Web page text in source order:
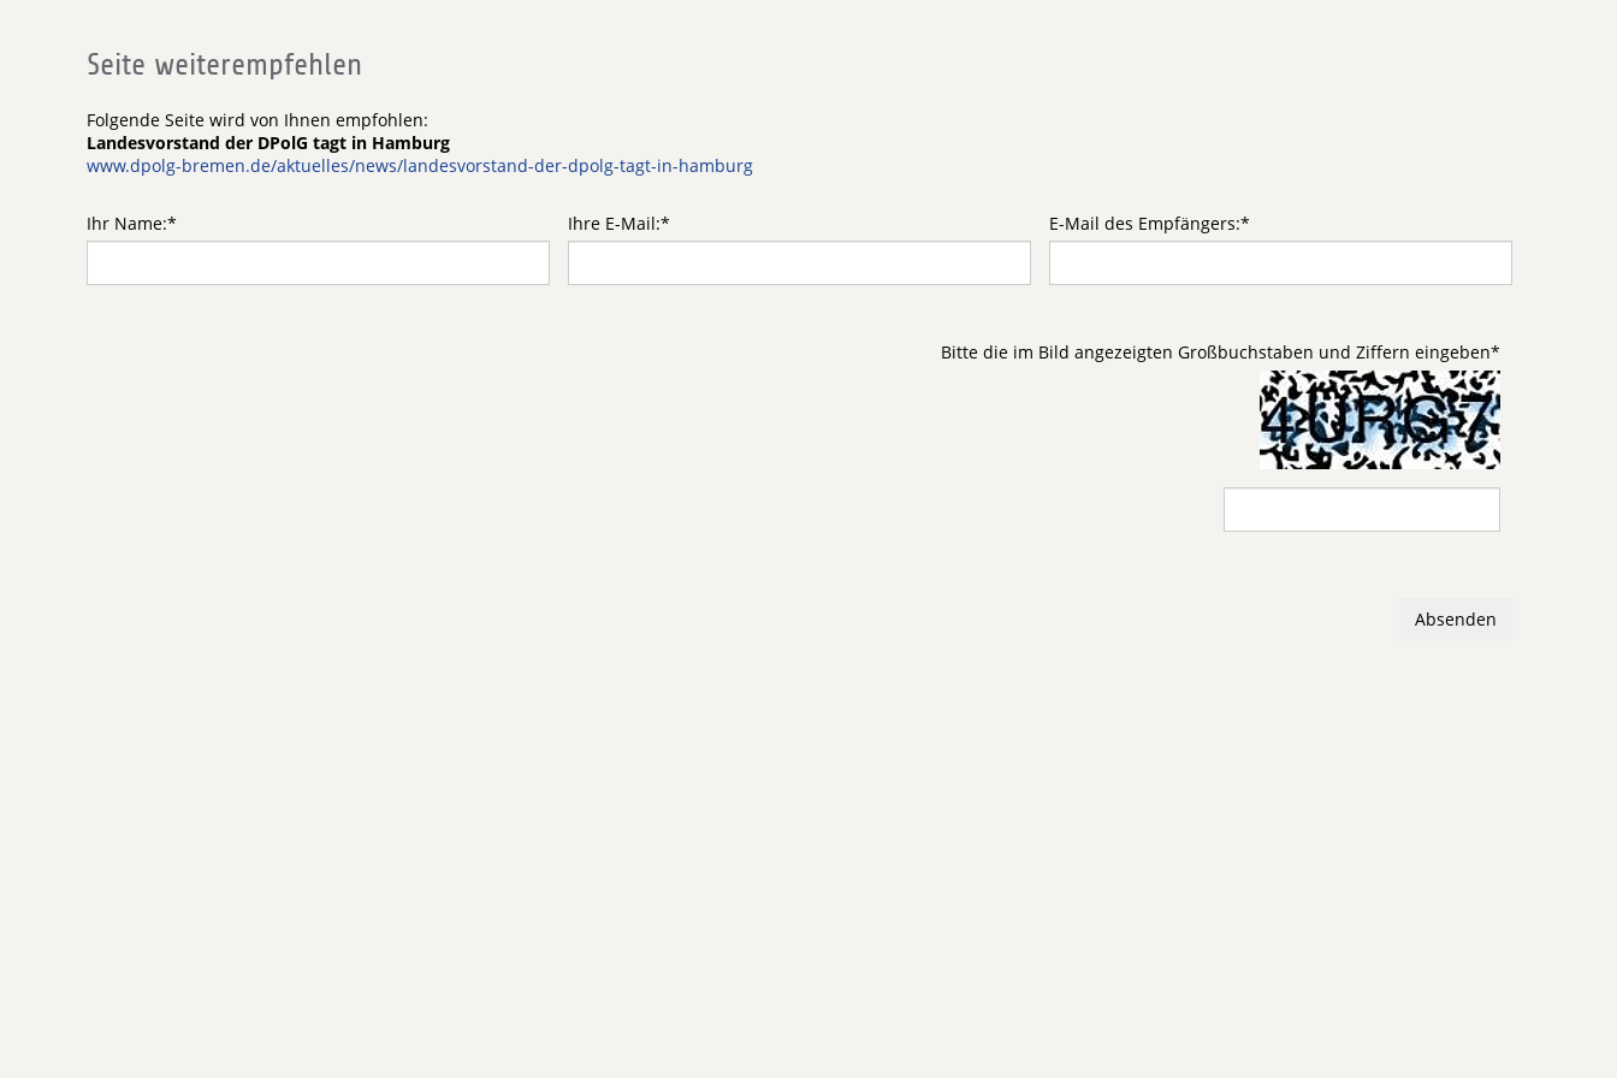
Seite weiterempfehlen
Folgende Seite wird von Ihnen empfohlen:
Landesvorstand der DPolG tagt in Hamburg
www.dpolg-bremen.de/aktuelles/news/landesvorstand-der-dpolg-tagt-in-hamburg
Ihr Name:* Ihre E-Mail:* E-Mail des Empfängers:*
Bitte die im Bild angezeigten Großbuchstaben und Ziffern eingeben*
Absenden